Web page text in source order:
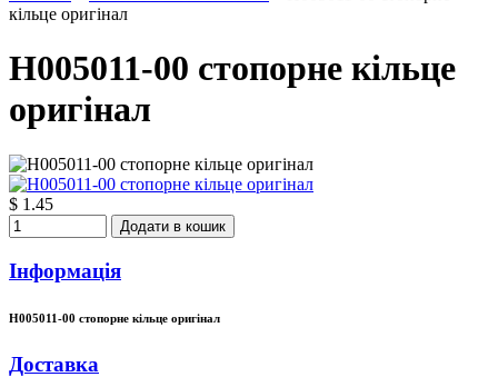
кільце оригінал
H005011-00 стопорне кільце
оригінал
$ 1.45
Додати в кошик
Інформація
H005011-00 стопорне кільце оригінал
Доставка